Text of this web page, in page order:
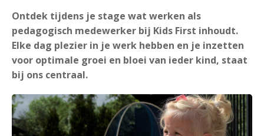
Ontdek tijdens je stage wat werken als
pedagogisch medewerker bij Kids First inhoudt.
Elke dag plezier in je werk hebben en je inzetten
voor optimale groei en bloei van ieder kind, staat
bij ons centraal.